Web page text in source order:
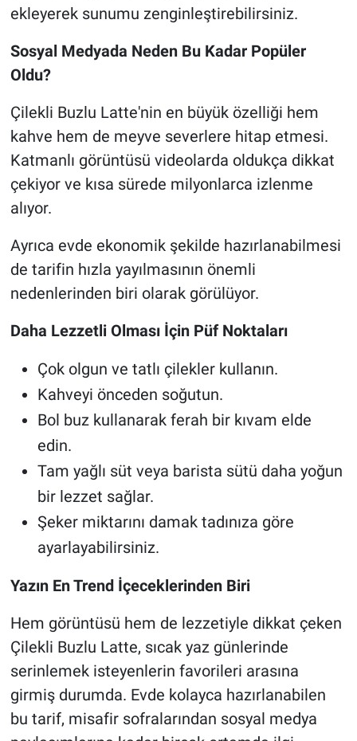
ekleyerek sunumu zenginleştirebilirsiniz.
Sosyal Medyada Neden Bu Kadar Popüler
Oldu?
Çilekli Buzlu Latte'nin en büyük özelliği hem
kahve hem de meyve severlere hitap etmesi.
Katmanlı görüntüsü videolarda oldukça dikkat
çekiyor ve kısa sürede milyonlarca izlenme
alıyor.
Ayrıca evde ekonomik şekilde hazırlanabilmesi
de tarifin hızla yayılmasının önemli
nedenlerinden biri olarak görülüyor.
Daha Lezzetli Olması İçin Püf Noktaları
Çok olgun ve tatlı çilekler kullanın.
Kahveyi önceden soğutun.
Bol buz kullanarak ferah bir kıvam elde
edin.
Tam yağlı süt veya barista sütü daha yoğun
bir lezzet sağlar.
Şeker miktarını damak tadınıza göre
ayarlayabilirsiniz.
Yazın En Trend İçeceklerinden Biri
Hem görüntüsü hem de lezzetiyle dikkat çeken
Çilekli Buzlu Latte, sıcak yaz günlerinde
serinlemek isteyenlerin favorileri arasına
girmiş durumda. Evde kolayca hazırlanabilen
bu tarif, misafir sofralarından sosyal medya